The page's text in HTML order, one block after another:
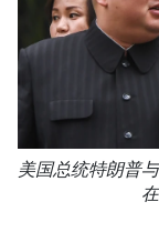
美国总统特朗普